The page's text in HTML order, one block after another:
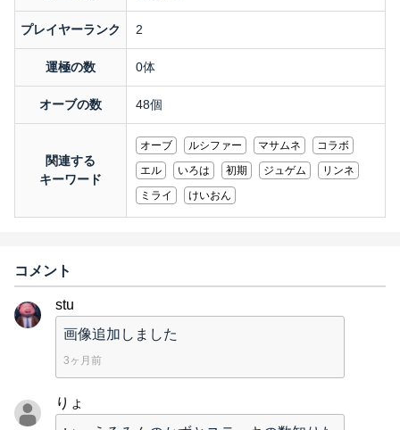
プレイヤーランク 2
運極の数 0体
オーブの数 48個
関連する
キーワード
オーブ ルシファー マサムネ
コラボ
エル
いろは 初期 ジュゲム
リンネ
ミライ
けいおん
コメント
stu
画像追加しました
3ヶ月前
りょ